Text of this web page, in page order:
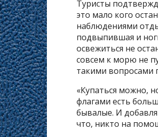
Туристы
это мало кого
наблюдениями
подвыпившая и
освежиться не
совсем к морю не
такими вопросами
«Купаться можно,
флагами есть
бывалые. И
что, никто на